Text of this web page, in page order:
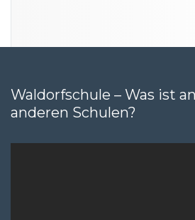
Waldorfschule – Was ist
anderen Schulen?